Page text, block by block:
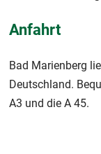
Anfahrt
Bad Marienberg
Deutschland.
A3 und die A 45.